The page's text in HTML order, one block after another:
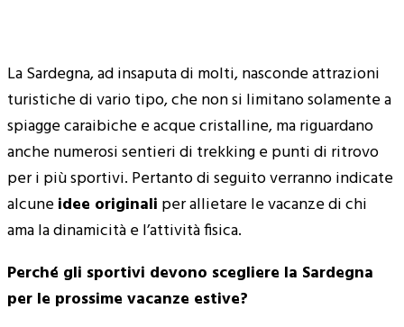
La Sardegna, ad insaputa di molti, nasconde attrazioni
turistiche di vario tipo, che non si limitano solamente a
spiagge caraibiche e acque cristalline, ma riguardano
anche numerosi sentieri di trekking e punti di ritrovo
per i più sportivi. Pertanto di seguito verranno indicate
alcuneidee originali per allietare le vacanze di chi
ama la dinamicità e l’attività fisica.
Perché gli sportivi devono scegliere la Sardegna
per le prossime vacanze estive?